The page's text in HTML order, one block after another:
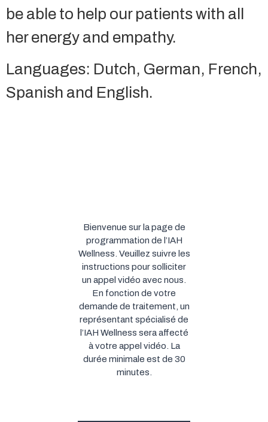
be able to help our patients with all
her energy and empathy.
Languages: Dutch, German, French,
Spanish and English.
Bienvenue sur la page de
programmation de l’IAH
Wellness. Veuillez suivre les
instructions pour solliciter
un appel vidéo avec nous.
En fonction de votre
demande de traitement, un
représentant spécialisé de
l’IAH Wellness sera affecté
à votre appel vidéo. La
durée minimale est de 30
minutes.